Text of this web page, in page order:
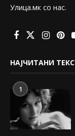
Улица.мк со нас.
НАЈЧИТАНИ
1